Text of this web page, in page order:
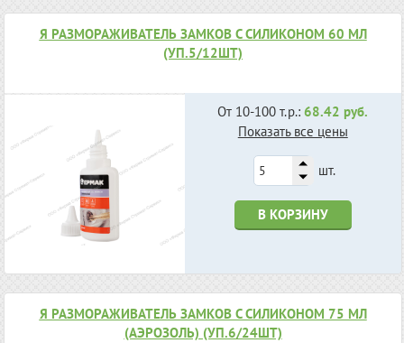
Я РАЗМОРАЖИВАТЕЛЬ ЗАМКОВ С СИЛИКОНОМ 60 МЛ
(УП.5/12ШТ)
От 10-100 т.р.:68.42 руб.
Показать все цены
шт.
В КОРЗИНУ
Я РАЗМОРАЖИВАТЕЛЬ ЗАМКОВ С СИЛИКОНОМ 75 МЛ
(АЭРОЗОЛЬ) (УП.6/24ШТ)